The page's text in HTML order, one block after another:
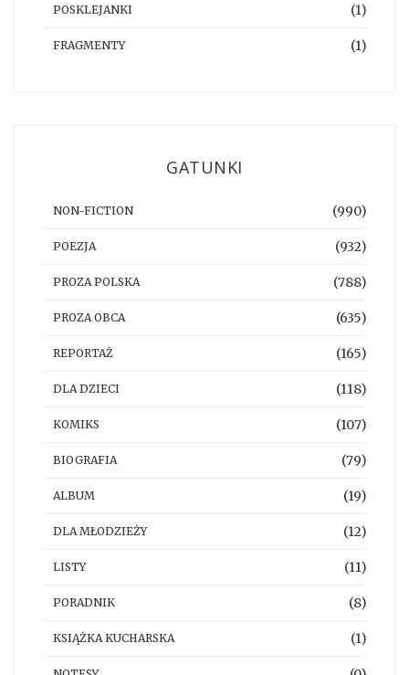
POSKLEJANKI (1)
FRAGMENTY (1)
GATUNKI
NON-FICTION (990)
POEZJA (932)
PROZA POLSKA (788)
PROZA OBCA (635)
REPORTAŻ (165)
DLA DZIECI (118)
KOMIKS (107)
BIOGRAFIA (79)
ALBUM (19)
DLA MŁODZIEŻY (12)
LISTY (11)
PORADNIK (8)
KSIĄŻKA KUCHARSKA (1)